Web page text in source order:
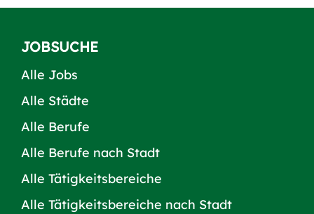
JOBSUCHE
Alle Jobs
Alle Städte
Alle Berufe
Alle Berufe nach Stadt
Alle Tätigkeitsbereiche
Alle Tätigkeitsbereiche nach Stadt